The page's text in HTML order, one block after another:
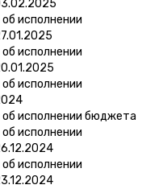
исполнении
исполнении
исполнении
исполнении бюджета
исполнении
исполнении